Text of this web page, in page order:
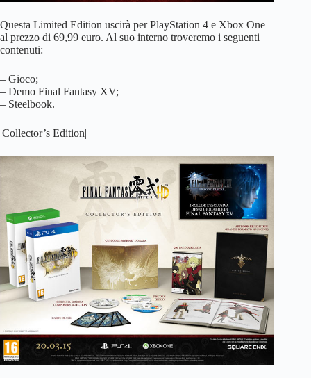
Questa Limited Edition uscirà per PlayStation 4 e Xbox One
al prezzo di 69,99 euro. Al suo interno troveremo i seguenti
contenuti:
– Gioco;
– Demo Final Fantasy XV;
– Steelbook.
|Collector’s Edition|